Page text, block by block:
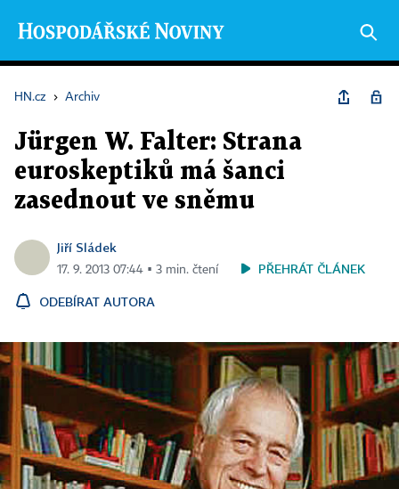
HN.cz › Archiv
Jürgen W. Falter: Strana
euroskeptiků má šanci
zasednout ve sněmu
Jiří Sládek
17. 9. 2013 07:44 ▪ 3 min. čtení PŘEHRÁT ČLÁNEK
ODEBÍRAT AUTORA